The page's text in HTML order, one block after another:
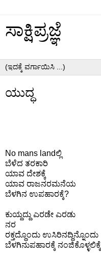
ಸಾಕ್ಷಿಪ್ರಜ್ಞೆ
ಯುದ್ಧ
No mans landಲ್ಲಿ
ಬೆಳೆದ ತರಕಾರಿ
ಯಾವ ದೇಶಕ್ಕೆ
ಯಾವ ರಾಜನರಮನೆಯ
ಬೆಳಗಿನ ಉಪಹಾರಕ್ಕೆ?
ಕುಯ್ದದ್ದು ಎರಡೇ ಎರಡು
ನರ
ರಕ್ತದ್ದೊಂದು ಉಸಿರಿನದ್ದಿನ್ನೊಂದು
ಬೆಳಗಿನುಪಹಾರಕ್ಕೆ ನಂಜಿಕೊಳ್ಳಲಿಕ್ಕೆ